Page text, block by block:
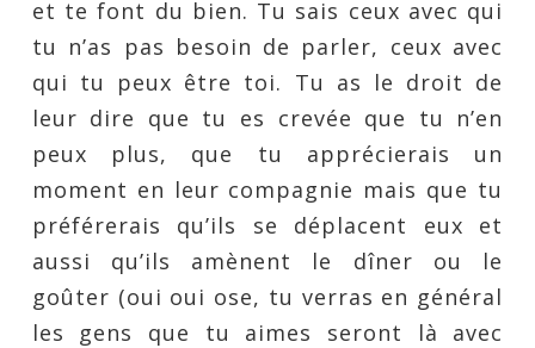
et te font du bien. Tu sais ceux avec qui
tu n’as pas besoin de parler, ceux avec
qui tu peux être toi. Tu as le droit de
leur dire que tu es crevée que tu n’en
peux plus, que tu apprécierais un
moment en leur compagnie mais que tu
préférerais qu’ils se déplacent eux et
aussi qu’ils amènent le dîner ou le
goûter (oui oui ose, tu verras en général
les gens que tu aimes seront là avec